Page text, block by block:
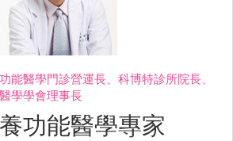
能醫學門診營運長、科博特診所院長、
學學會理事長
功能醫學專家